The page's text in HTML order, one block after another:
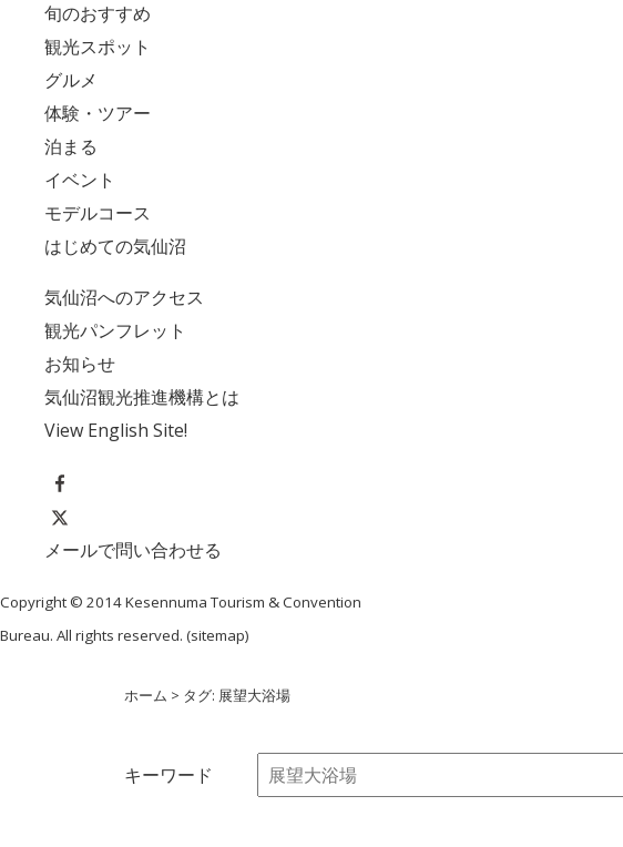
旬のおすすめ
観光スポット
グルメ
体験・ツアー
泊まる
イベント
モデルコース
はじめての気仙沼
気仙沼へのアクセス
観光パンフレット
お知らせ
気仙沼観光推進機構とは
View English Site!
メールで問い合わせる
Copyright © 2014 Kesennuma Tourism & Convention
Bureau. All rights reserved. (sitemap)
ホーム > タグ: 展望大浴場
キーワード